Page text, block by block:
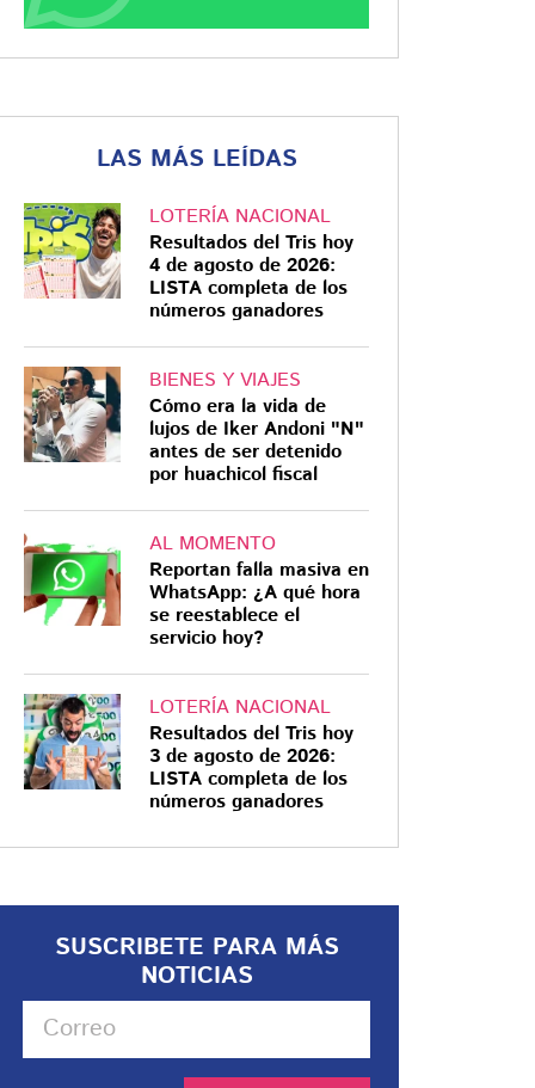
LAS MÁS LEÍDAS
LOTERÍA NACIONAL
Resultados del Tris hoy
4 de agosto de 2026:
LISTA completa de los
números ganadores
BIENES Y VIAJES
Cómo era la vida de
lujos de Iker Andoni "N"
antes de ser detenido
por huachicol fiscal
AL MOMENTO
Reportan falla masiva en
WhatsApp: ¿A qué hora
se reestablece el
servicio hoy?
LOTERÍA NACIONAL
Resultados del Tris hoy
3 de agosto de 2026:
LISTA completa de los
números ganadores
SUSCRIBETE PARA MÁS
NOTICIAS